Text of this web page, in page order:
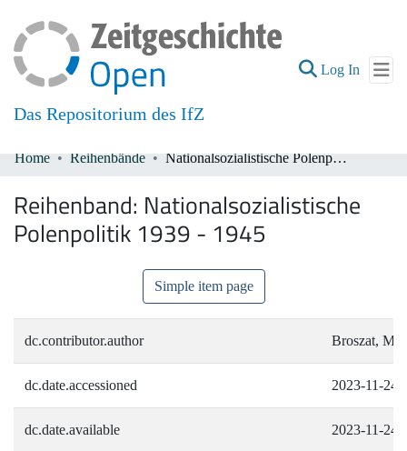
Das Repositorium des IfZ
Log In (current)
All of DSpace
Home Reihenbände Nationalsozialistische Polenpolitik 1939 - 1945
Reihenband: Nationalsozialistische
Polenpolitik 1939 - 1945
Simple item page
dc.contributor.author Broszat,
dc.date.accessioned 2023-11-
dc.date.available 2023-11-